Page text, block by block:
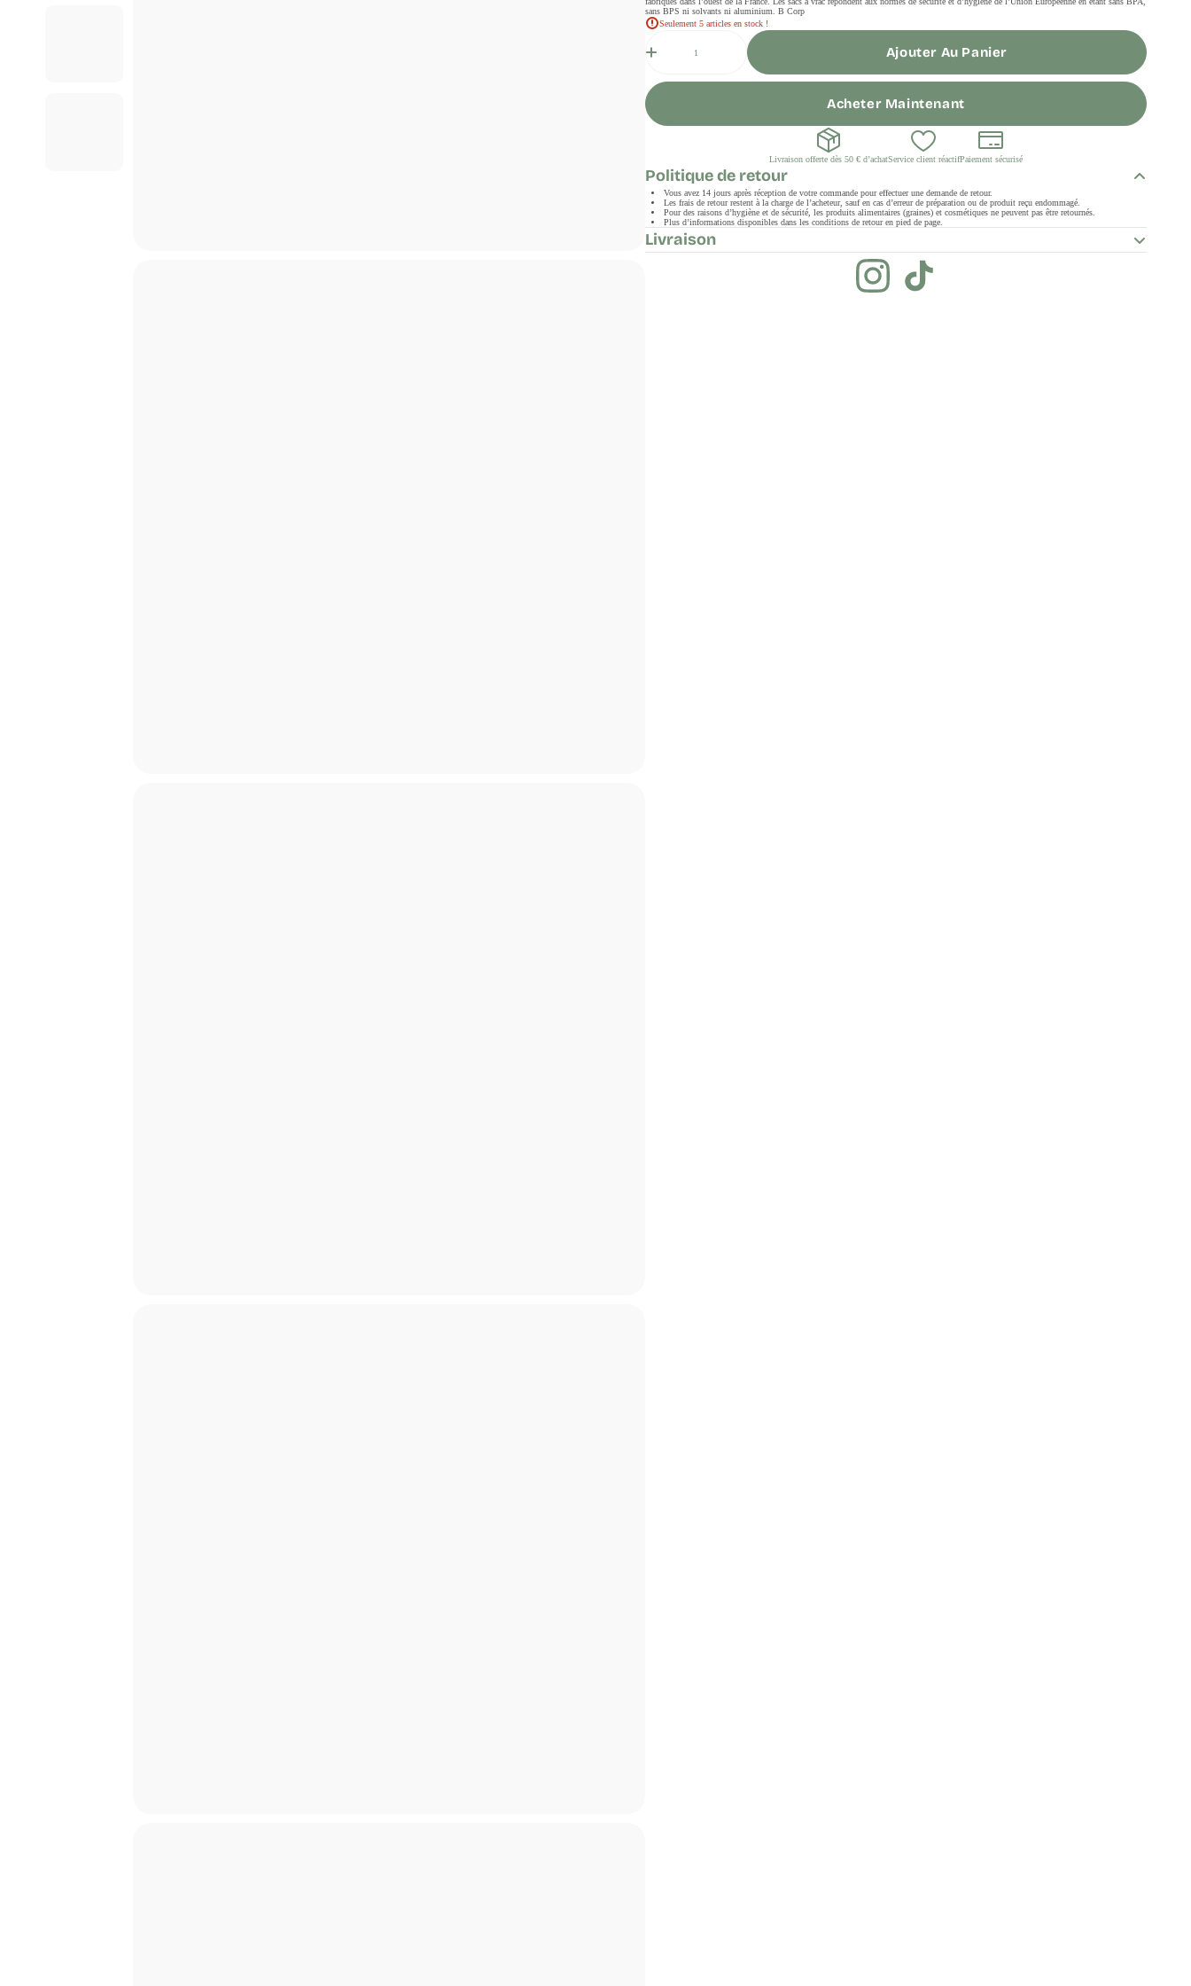
sans BPS ni solvants ni aluminium.​ B Corp​
Seulement 5 articles en stock !
Ajouter Au Panier
Acheter Maintenant
Livraison offerte dès 50 € d’achatService client réactifPaiement sécurisé
Politique de retour
Vous avez 14 jours après réception de votre commande pour effectuer une demande de retour.
Les frais de retour restent à la charge de l’acheteur, sauf en cas d’erreur de préparation ou de produit reçu endommagé.
Pour des raisons d’hygiène et de sécurité, les produits alimentaires (graines) et cosmétiques ne peuvent pas être retournés.
Plus d’informations disponibles dans les conditions de retour en pied de page.
Livraison